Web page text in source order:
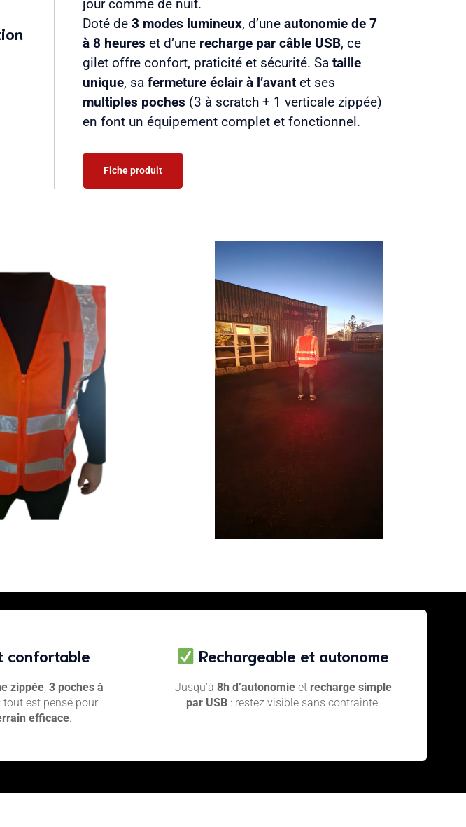
jour comme de nuit.
Doté de3 modes lumineux, d’uneautonomie de 7
à 8 heures et d’une recharge par câble USB, ce
gilet offre confort, praticité et sécurité. Sataille
unique, safermeture éclair à l’avant et ses
multiples poches (3 à scratch + 1 verticale zippée)
en font un équipement complet et fonctionnel.
Fiche produit
confortable
zippée, 3 poches à
tout est pensé pour
efficace.
Rechargeable et autonome
Jusqu’à 8h d’autonomieet recharge simple
par USB: restez visible sans contrainte.